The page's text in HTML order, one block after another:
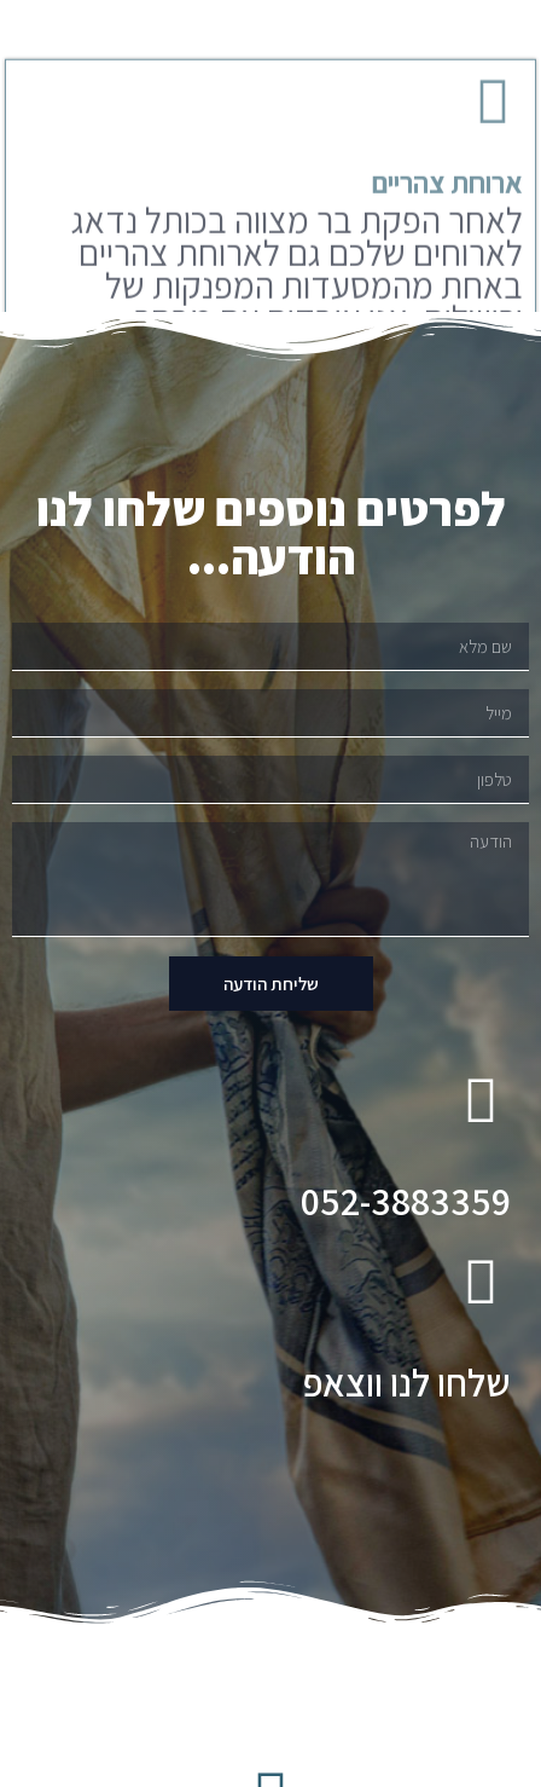
ארוחת צהריים
לאחר הפקת בר מצווה בכותל נדאג
לארוחים שלכם גם לארוחת צהריים
באחת מהמסעדות המפנקות של
ירושלים. אנו עובדים עם מבחר
מסעדות שתוכלו לבחור מבניהם.
לפרטים נוספים שלחו לנו
הודעה...
שליחת הודעה
052-3883359
שלחו לנו ווצאפ